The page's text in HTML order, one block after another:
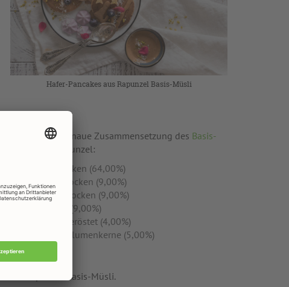
Hafer-Pancakes aus Rapunzel Basis-Müsli
Zur Info die genaue Zusammensetzung des Basis-
von Rapunzel:
Haferflocken (64,00%)
Weizenflocken (9,00%)
Gerstenflocken (9,00%)
Leinsaat (9,00%)
Sesam geröstet (4,00%)
Sonnenblumenkerne (5,00%)
mit Rapunzel Basis-Müsli.